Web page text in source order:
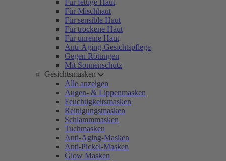
Für fettige Haut
Für Mischhaut
Für sensible Haut
Für trockene Haut
Für unreine Haut
Anti-Aging-Gesichtspflege
Gegen Rötungen
Mit Sonnenschutz
Gesichtsmasken
Alle anzeigen
Augen- & Lippenmasken
Feuchtigkeitsmasken
Reinigungsmasken
Schlammmasken
Tuchmasken
Anti-Aging-Masken
Anti-Pickel-Masken
Glow Masken